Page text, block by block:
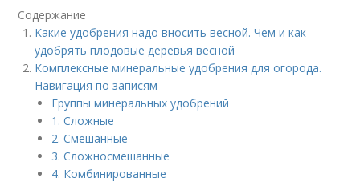
Содержание
Какие удобрения надо вносить весной. Чем и как
удобрять плодовые деревья весной
Комплексные минеральные удобрения для огорода.
Навигация по записям
Группы минеральных удобрений
1. Сложные
2. Смешанные
3. Сложносмешанные
4. Комбинированные